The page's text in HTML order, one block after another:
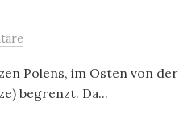
Polens, im Osten von der
begrenzt. Da...